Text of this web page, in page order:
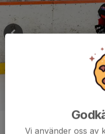
Kommentarer
Vi använder oss av